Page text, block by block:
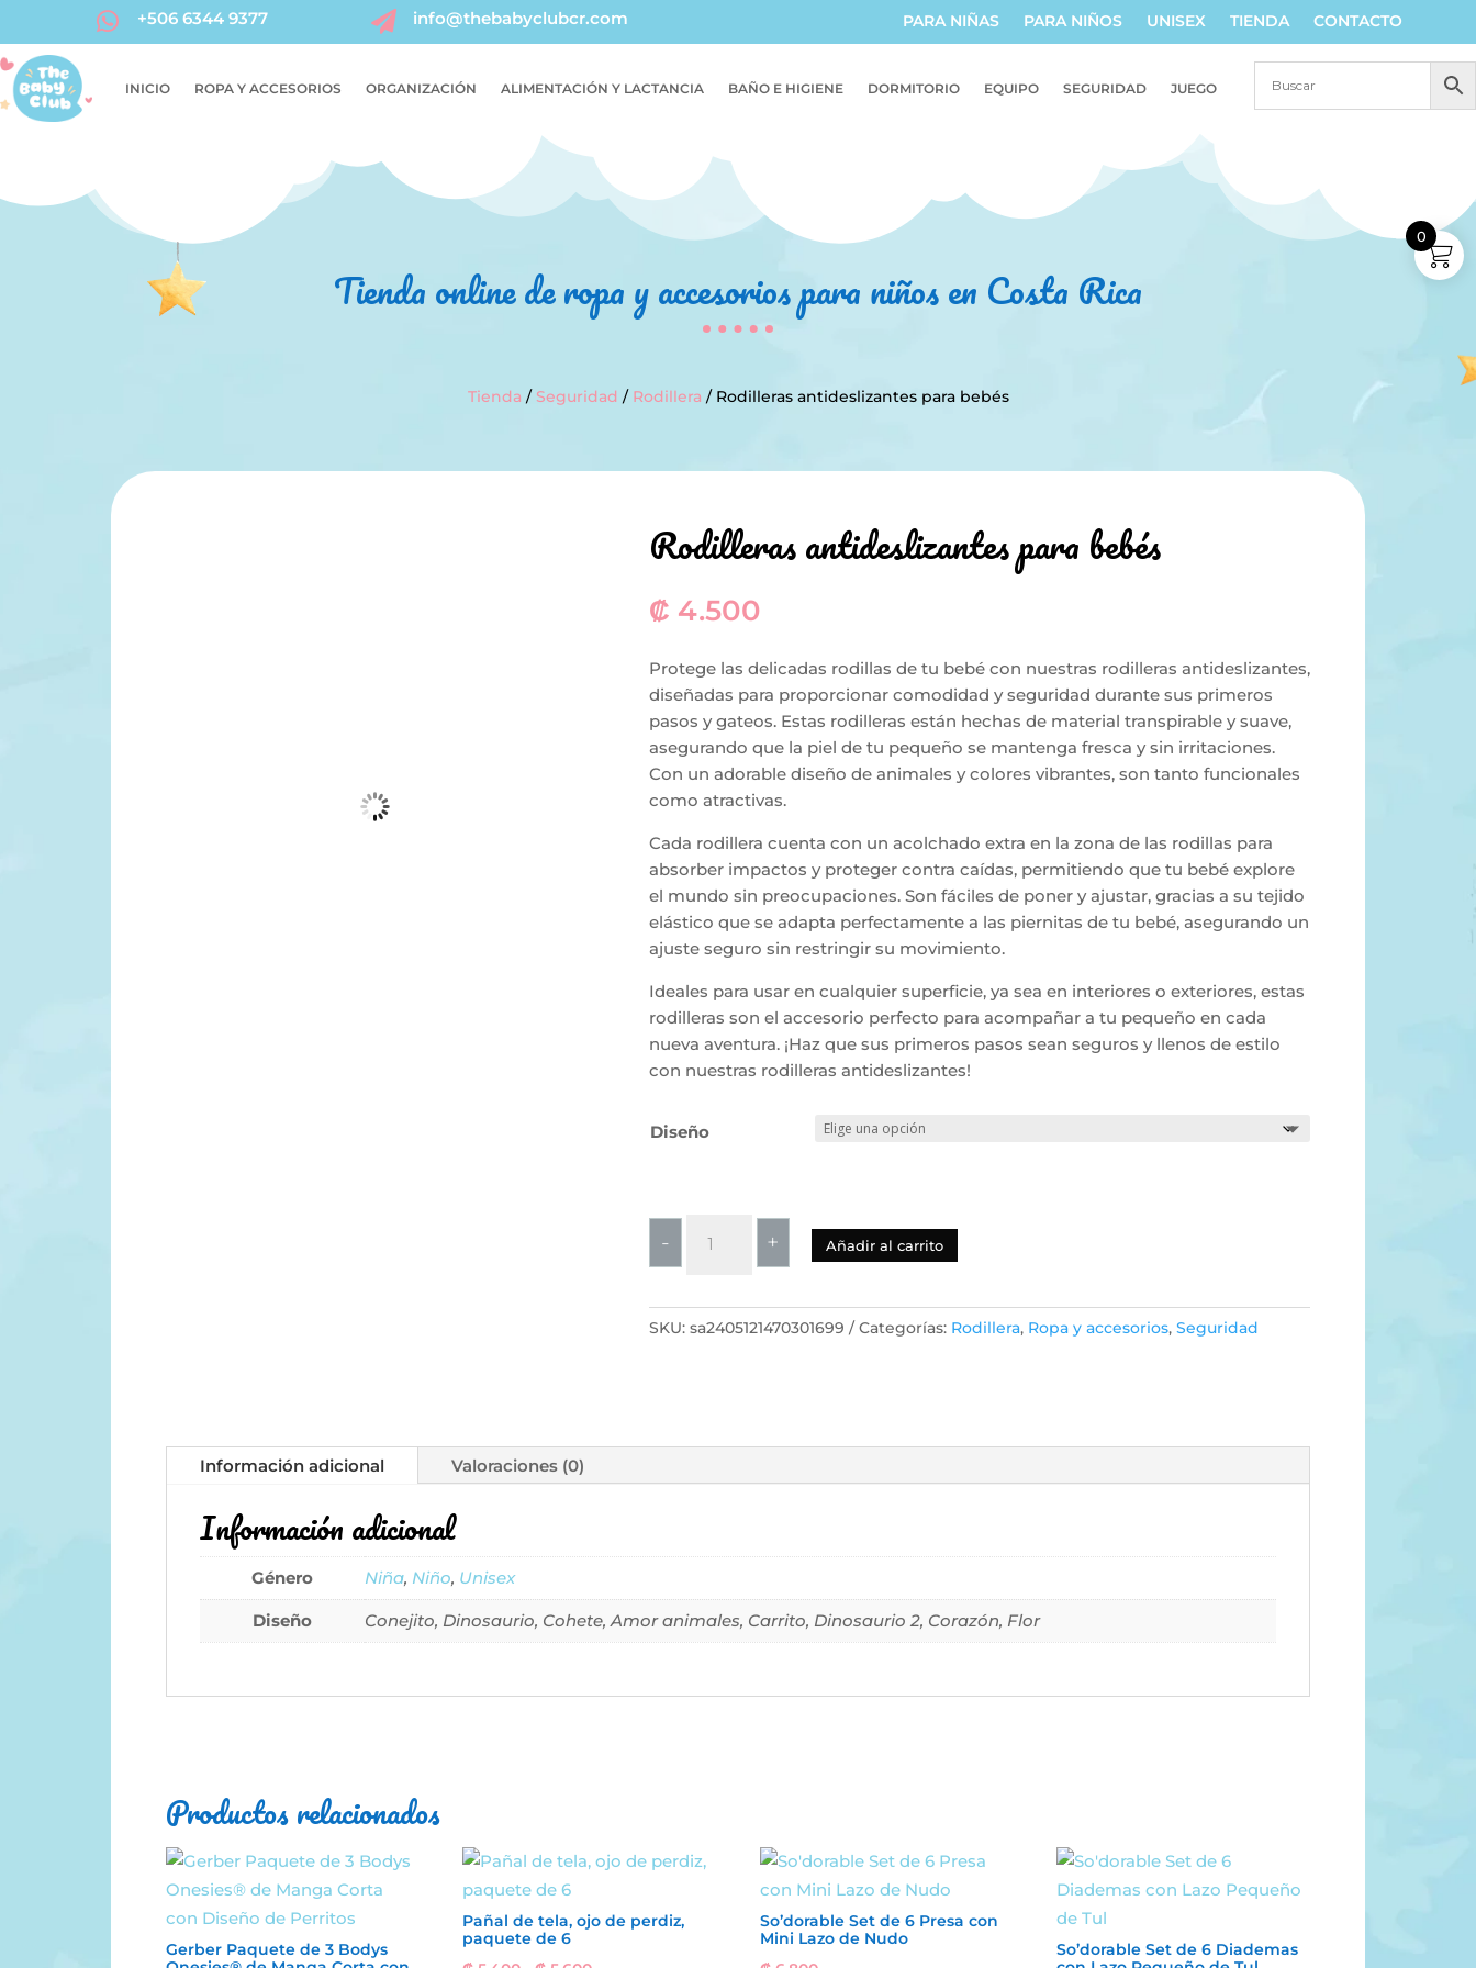
 +506 6344 9377  info@thebabyclubcr.com PARA NIÑAS PARA NIÑOS UNISEX TIENDA CONTACTO
INICIO ROPA Y ACCESORIOS ORGANIZACIÓN ALIMENTACIÓN Y LACTANCIA BAÑO E HIGIENE DORMITORIO EQUIPO SEGURIDAD JUEGO
Tienda online de ropa y accesorios para niños en Costa Rica
Tienda / Seguridad / Rodillera / Rodilleras antideslizantes para bebés
Rodilleras antideslizantes para bebés
₡ 4.500
Protege las delicadas rodillas de tu bebé con nuestras rodilleras antideslizantes,
diseñadas para proporcionar comodidad y seguridad durante sus primeros
pasos y gateos. Estas rodilleras están hechas de material transpirable y suave,
asegurando que la piel de tu pequeño se mantenga fresca y sin irritaciones.
Con un adorable diseño de animales y colores vibrantes, son tanto funcionales
como atractivas.
Cada rodillera cuenta con un acolchado extra en la zona de las rodillas para
absorber impactos y proteger contra caídas, permitiendo que tu bebé explore
el mundo sin preocupaciones. Son fáciles de poner y ajustar, gracias a su tejido
elástico que se adapta perfectamente a las piernitas de tu bebé, asegurando un
ajuste seguro sin restringir su movimiento.
Ideales para usar en cualquier superficie, ya sea en interiores o exteriores, estas
rodilleras son el accesorio perfecto para acompañar a tu pequeño en cada
nueva aventura. ¡Haz que sus primeros pasos sean seguros y llenos de estilo
con nuestras rodilleras antideslizantes!
Diseño
-
antideslizantes
bebés
cantidad
+ Añadir al carrito
SKU: sa2405121470301699 Categorías: Rodillera, Ropa y accesorios, Seguridad
Información adicional Valoraciones (0)
Información adicional
Género Niña, Niño, Unisex
Diseño Conejito, Dinosaurio, Cohete, Amor animales, Carrito, Dinosaurio 2, Corazón, Flor
Productos relacionados
Gerber Paquete de 3 Bodys
Pañal de tela, ojo de perdiz,
paquete de 6
So’dorable Set de 6 Presa con
Mini Lazo de Nudo
So’dorable Set de 6 Diademas
0